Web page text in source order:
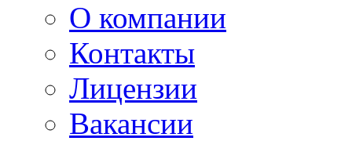
О компании
Контакты
Лицензии
Вакансии